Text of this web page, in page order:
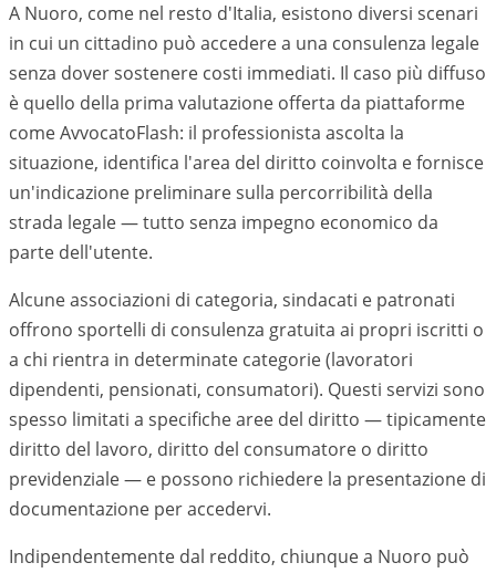
A Nuoro, come nel resto d'Italia, esistono diversi scenari
in cui un cittadino può accedere a una consulenza legale
senza dover sostenere costi immediati. Il caso più diffuso
è quello della prima valutazione offerta da piattaforme
come AvvocatoFlash: il professionista ascolta la
situazione, identifica l'area del diritto coinvolta e fornisce
un'indicazione preliminare sulla percorribilità della
strada legale — tutto senza impegno economico da
parte dell'utente.
Alcune associazioni di categoria, sindacati e patronati
offrono sportelli di consulenza gratuita ai propri iscritti o
a chi rientra in determinate categorie (lavoratori
dipendenti, pensionati, consumatori). Questi servizi sono
spesso limitati a specifiche aree del diritto — tipicamente
diritto del lavoro, diritto del consumatore o diritto
previdenziale — e possono richiedere la presentazione di
documentazione per accedervi.
Indipendentemente dal reddito, chiunque a Nuoro può